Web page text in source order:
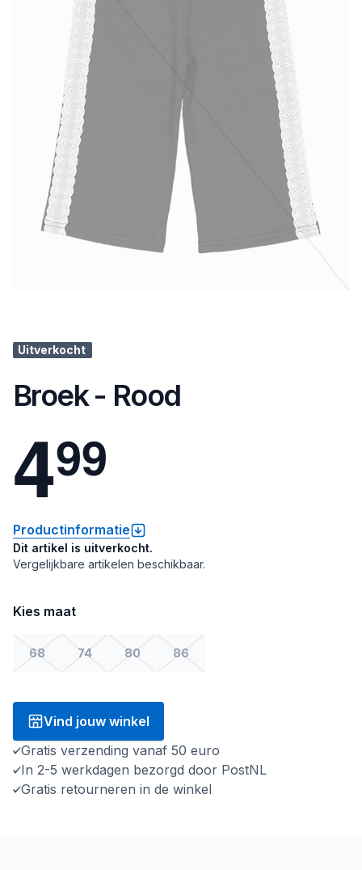
Uitverkocht
Broek - Rood
499
Productinformatie
Dit artikel is uitverkocht.
Vergelijkbare artikelen beschikbaar.
Kies maat
68 74 80 86
Vind jouw winkel
Gratis verzending vanaf 50 euro
In 2-5 werkdagen bezorgd door PostNL
Gratis retourneren in de winkel